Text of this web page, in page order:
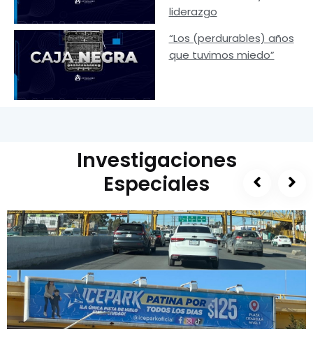
liderazgo
“Los (perdurables) años
que tuvimos miedo”
Investigaciones
Especiales